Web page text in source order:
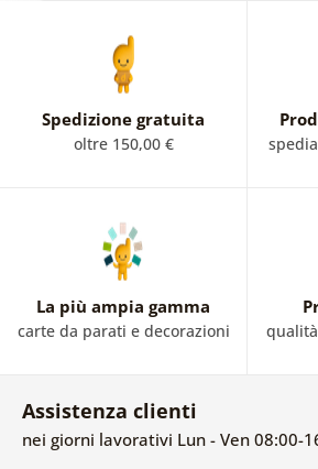
Spedizione gratuita
oltre 150,00 €
La più ampia gamma
carte da parati e decorazioni
Assistenza clienti
nei giorni lavorativi Lun - Ven 08:00-